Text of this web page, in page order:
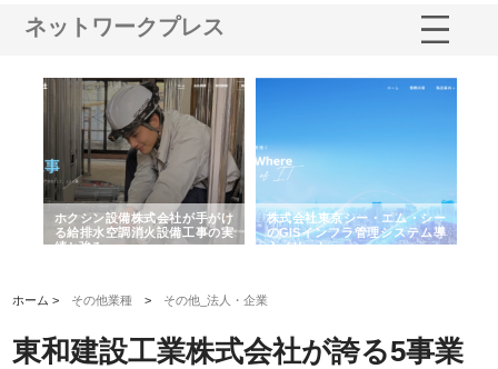
ネットワークプレス
ホクシン設備株式会社が手がけ
る給排水空調消火設備工事の実
績と強み
株式会社東京シー・エム・シー
のGISインフラ管理システム導
入メリット
ホーム > その他業種 > その他_法人・企業
東和建設工業株式会社が誇る5事業